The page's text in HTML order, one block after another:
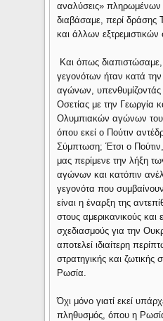
αναλύσεις»
διαβάσαμε, περί δράσης
και άλλων
Και όπως
γεγονότων ήταν κατά την
αγώνων, υπενθυμίζοντάς
Οσετίας με την Γεωργία
Ολυμπιακών αγώνων του
όπου εκεί ο Πούτιν
Σύμπτωση; Έτσι ο
μας περίμενε την λήξη
αγώνων και κατόπιν
γεγονότα που
είναι η έναρξη της
στους αμερικανικούς και
σχεδιασμούς για την
αποτελεί ιδιαίτερη
στρατηγικής και ζωτικής
Ρωσία.
Όχι μόνο γιατί εκεί
πληθυσμός, όπου η